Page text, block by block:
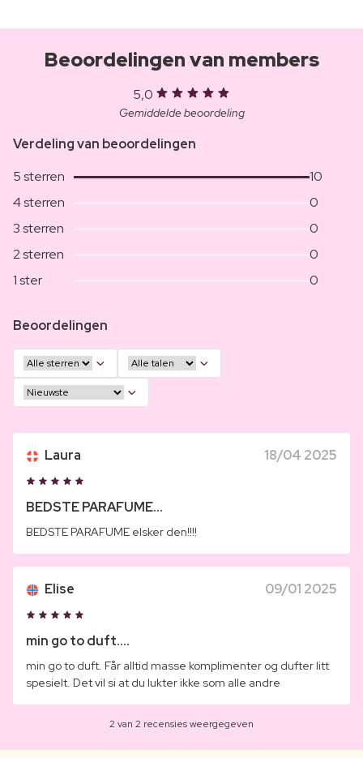
Beoordelingen van members
5,0
Gemiddelde beoordeling
Verdeling van beoordelingen
5 sterren
10
4 sterren
0
3 sterren
0
2 sterren
0
1 ster
0
Beoordelingen
Laura 18/04 2025
BEDSTE PARAFUME...
BEDSTE PARAFUME elsker den!!!!
Elise 09/01 2025
min go to duft....
min go to duft. Får alltid masse komplimenter og dufter litt
spesielt. Det vil si at du lukter ikke som alle andre
2 van 2 recensies weergegeven